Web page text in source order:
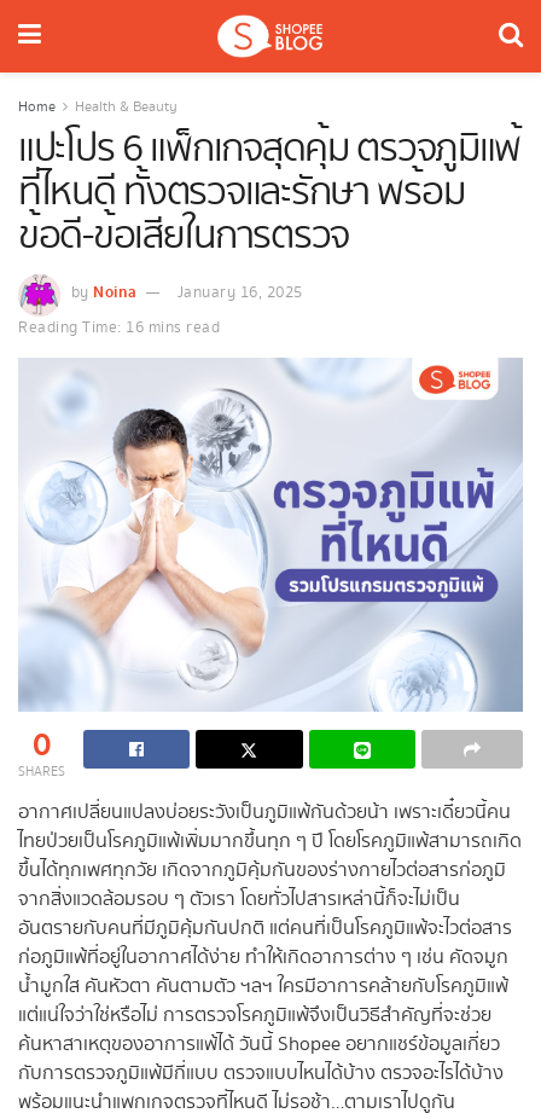
Home Health & Beauty
แปะโปร 6 แพ็กเกจสุดคุ้ม ตรวจภูมิแพ้
ที่ไหนดี ทั้งตรวจและรักษา พร้อม
ข้อดี-ข้อเสียในการตรวจ
by Noina
January 16, 2025
Reading Time: 16 mins read
0
SHARES
อากาศเปลี่ยนแปลงบ่อยระวังเป็นภูมิแพ้กันด้วยน้า เพราะเดี๋ยวนี้คน
ไทยป่วยเป็นโรคภูมิแพ้เพิ่มมากขึ้นทุก ๆ ปี โดยโรคภูมิแพ้สามารถเกิด
ขึ้นได้ทุกเพศทุกวัย เกิดจากภูมิคุ้มกันของร่างกายไวต่อสารก่อภูมิ
จากสิ่งแวดล้อมรอบ ๆ ตัวเรา โดยทั่วไปสารเหล่านี้ก็จะไม่เป็น
อันตรายกับคนที่มีภูมิคุ้มกันปกติ แต่คนที่เป็นโรคภูมิแพ้จะไวต่อสาร
ก่อภูมิแพ้ที่อยู่ในอากาศได้ง่าย ทำให้เกิดอาการต่าง ๆ เช่น คัดจมูก
น้ำมูกใส คันหัวตา คันตามตัว ฯลฯ ใครมีอาการคล้ายกับโรคภูมิแพ้
แต่แน่ใจว่าใช่หรือไม่ การตรวจโรคภูมิแพ้จึงเป็นวิธีสำคัญที่จะช่วย
ค้นหาสาเหตุของอาการแพ้ได้ วันนี้ Shopee อยากแชร์ข้อมูลเกี่ยว
กับการตรวจภูมิแพ้มีกี่แบบ ตรวจแบบไหนได้บ้าง ตรวจอะไรได้บ้าง
พร้อมแนะนำแพกเกจตรวจที่ไหนดี ไม่รอช้า…ตามเราไปดูกัน